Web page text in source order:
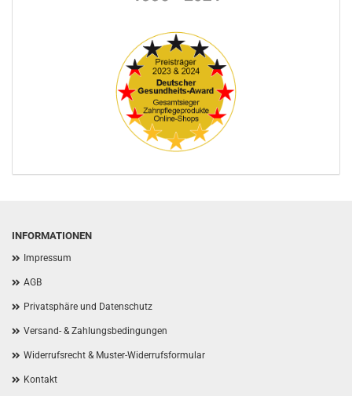
INFORMATIONEN
Impressum
AGB
Privatsphäre und Datenschutz
Versand- & Zahlungsbedingungen
Widerrufsrecht & Muster-Widerrufsformular
Kontakt